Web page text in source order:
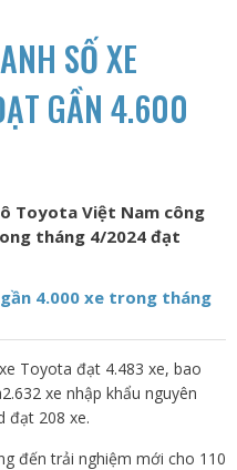
SỐ XE
GẦN 4.600
Toyota Việt Nam công
tháng 4/2024 đạt
4.000 xe trong tháng
Toyota đạt 4.483 xe, bao
xe nhập khẩu nguyên
đạt 208 xe.
đến trải nghiệm mới cho 110